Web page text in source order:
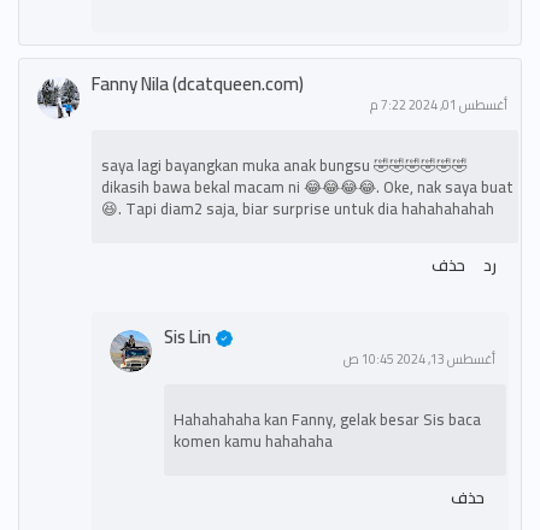
Fanny Nila (dcatqueen.com)
أغسطس 01, 2024 7:22 م
🤣🤣🤣🤣🤣🤣 saya lagi bayangkan muka anak bungsu
dikasih bawa bekal macam ni 😂😂😂😂. Oke, nak saya buat
😆. Tapi diam2 saja, biar surprise untuk dia hahahahahah
رد
حذف
Sis Lin
أغسطس 13, 2024 10:45 ص
Hahahahaha kan Fanny, gelak besar Sis baca
komen kamu hahahaha
حذف